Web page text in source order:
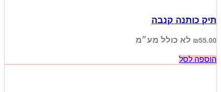
תיק כותנה קנבה
₪55.00 לא כולל מע״מ
הוספה לסל